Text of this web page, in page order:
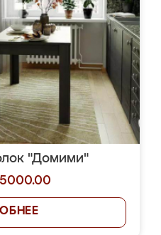
"Домими"